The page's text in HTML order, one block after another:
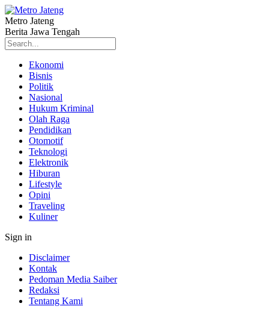
Metro Jateng
Berita Jawa Tengah
Ekonomi
Bisnis
Politik
Nasional
Hukum Kriminal
Olah Raga
Pendidikan
Otomotif
Teknologi
Elektronik
Hiburan
Lifestyle
Opini
Traveling
Kuliner
Sign in
Disclaimer
Kontak
Pedoman Media Saiber
Redaksi
Tentang Kami